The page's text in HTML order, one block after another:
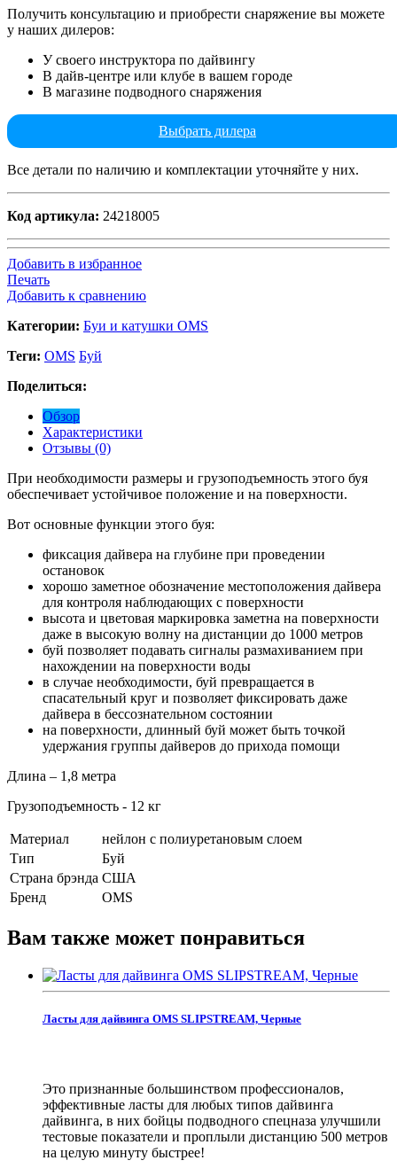
Получить консультацию и приобрести снаряжение вы можете
у наших дилеров:
У своего инструктора по дайвингу
В дайв-центре или клубе в вашем городе
В магазине подводного снаряжения
Выбрать дилера
Все детали по наличию и комплектации уточняйте у них.
Код артикула: 24218005
Добавить в избранное
Печать
Добавить к сравнению
Категории: Буи и катушки OMS
Теги: OMS Буй
Поделиться:
Обзор
Характеристики
Отзывы (0)
При необходимости размеры и грузоподъемность этого буя
обеспечивает устойчивое положение и на поверхности.
Вот основные функции этого буя:
фиксация дайвера на глубине при проведении
остановок
хорошо заметное обозначение местоположения дайвера
для контроля наблюдающих с поверхности
высота и цветовая маркировка заметна на поверхности
даже в высокую волну на дистанции до 1000 метров
буй позволяет подавать сигналы размахиванием при
нахождении на поверхности воды
в случае необходимости, буй превращается в
спасательный круг и позволяет фиксировать даже
дайвера в бессознательном состоянии
на поверхности, длинный буй может быть точкой
удержания группы дайверов до прихода помощи
Длина – 1,8 метра
Грузоподъемность - 12 кг
Материал
нейлон с полиуретановым слоем
Тип
Буй
Страна брэнда США
Бренд
OMS
Вам также может понравиться
Ласты для дайвинга OMS SLIPSTREAM, Черные
Это признанные большинством профессионалов,
эффективные ласты для любых типов дайвинга
дайвинга, в них бойцы подводного спецназа улучшили
тестовые показатели и проплыли дистанцию 500 метров
на целую минуту быстрее!